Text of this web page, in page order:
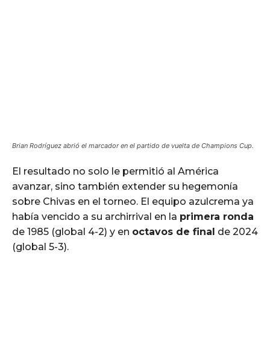
Brian Rodríguez abrió el marcador en el partido de vuelta de Champions Cup.
El resultado no solo le permitió al América
avanzar, sino también extender su hegemonía
sobre Chivas en el torneo. El equipo azulcrema ya
había vencido a su archirrival en la primera ronda
de 1985 (global 4-2) y en octavos de final de 2024
(global 5-3).